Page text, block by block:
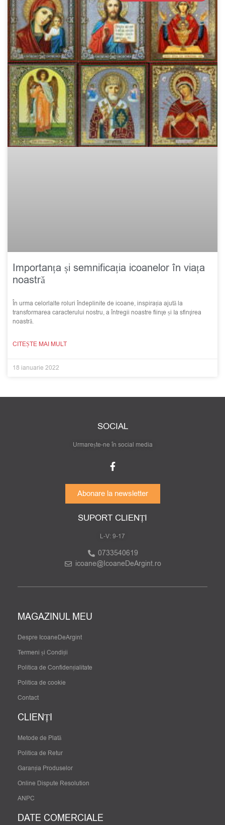
Importanța și semnificația icoanelor în viața
noastră
În urma celorlalte roluri îndeplinite de icoane, inspirația ajută la
transformarea caracterului nostru, a întregii noastre fiinţe și Ia sfinţirea
noastră.
CITEȘTE MAI MULT
18 ianuarie 2022
SOCIAL
Urmarește-ne în social media
Abonare la newsletter
SUPORT CLIENȚI
L-V: 9-17
0733540619
icoane@IcoaneDeArgint.ro
MAGAZINUL MEU
Despre IcoaneDeArgint
Termeni și Condiții
Politica de Confidențialitate
Politica de cookie
Contact
CLIENȚI
Metode de Plată
Politica de Retur
Garanția Produselor
Online Dispute Resolution
ANPC
DATE COMERCIALE